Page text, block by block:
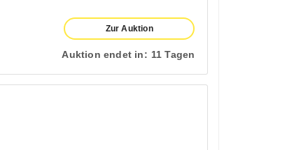
Zur Auktion
Auktion endet in: 11 Tagen